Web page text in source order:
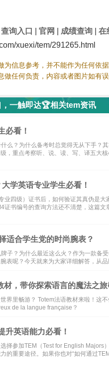
查询入口 官网 成绩查询
在
xuexi/tem/291265.html
为信息参考，并不能作为任何依
做任何负责，内容或者图片如有
一触即达🏆相关tem资讯
必看！
么？为什么备考时总觉得无从下手？
，重点考察听、说、读、写、译五大
学英语专业学生必看！
业四级）证书后，如何验证其真伪是大
证书编号的查询方法还不清楚，这篇
适合学生党的时尚腕表？
子？为什么最近这么火？作为一款备
表呢？今天就来为大家详细解答，从
材，带你探索语言的魔法之
界里畅游？ Totem法语教材来啦！这
de la langue française？
升英语能力必看！
择参加TEM（Test for English Majors
的重要途径。如果你也对“如何通过